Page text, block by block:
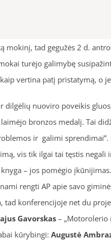
tad gegužės 2 d.
turėjo galimybę
vertina patį pristatymą, o
nuoviro poveikis
bronzos medalį. Tai
ir galimi
vis tik ilgai tai tęstis negali
– jos pomėgio
rengti AP apie savo
tad konferencijoje net du
Gavorskas– „Motorolerio
kūrybingi: Augustė